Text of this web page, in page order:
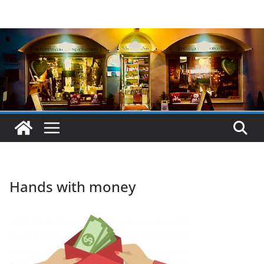
springen
Hands with money